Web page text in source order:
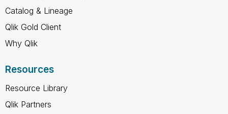
Catalog & Lineage
Qlik Gold Client
Why Qlik
Resources
Resource Library
Qlik Partners